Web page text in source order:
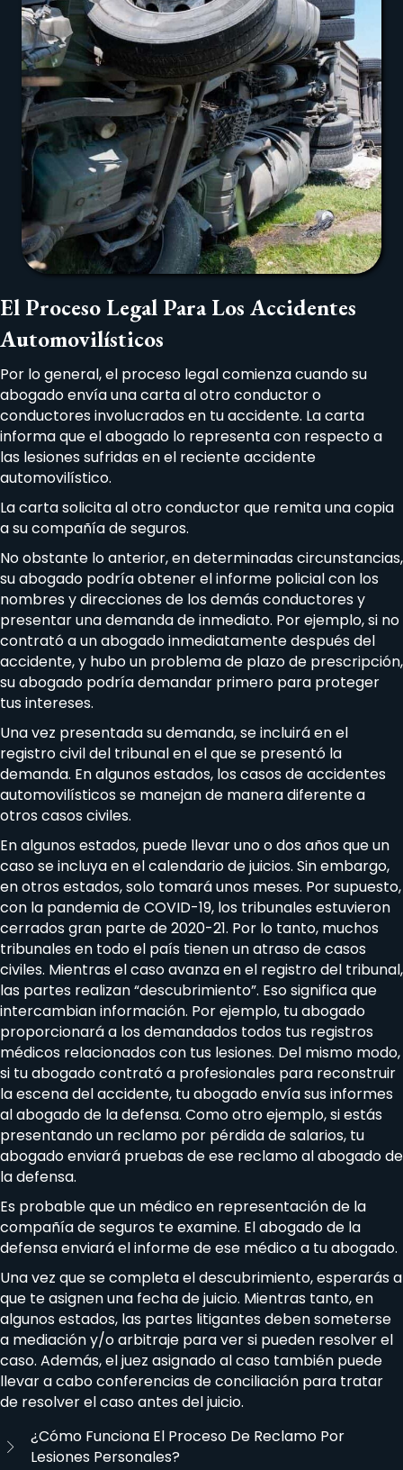
El Proceso Legal Para Los Accidentes
Automovilísticos
Por lo general, el proceso legal comienza cuando su
abogado envía una carta al otro conductor o
conductores involucrados en tu accidente. La carta
informa que el abogado lo representa con respecto a
las lesiones sufridas en el reciente accidente
automovilístico.
La carta solicita al otro conductor que remita una copia
a su compañía de seguros.
No obstante lo anterior, en determinadas circunstancias,
su abogado podría obtener el informe policial con los
nombres y direcciones de los demás conductores y
presentar una demanda de inmediato. Por ejemplo, si no
contrató a un abogado inmediatamente después del
accidente, y hubo un problema de plazo de prescripción,
su abogado podría demandar primero para proteger
tus intereses.
Una vez presentada su demanda, se incluirá en el
registro civil del tribunal en el que se presentó la
demanda. En algunos estados, los casos de accidentes
automovilísticos se manejan de manera diferente a
otros casos civiles.
En algunos estados, puede llevar uno o dos años que un
caso se incluya en el calendario de juicios. Sin embargo,
en otros estados, solo tomará unos meses. Por supuesto,
con la pandemia de COVID-19, los tribunales estuvieron
cerrados gran parte de 2020-21. Por lo tanto, muchos
tribunales en todo el país tienen un atraso de casos
civiles. Mientras el caso avanza en el registro del tribunal,
las partes realizan “descubrimiento”. Eso significa que
intercambian información. Por ejemplo, tu abogado
proporcionará a los demandados todos tus registros
médicos relacionados con tus lesiones. Del mismo modo,
si tu abogado contrató a profesionales para reconstruir
la escena del accidente, tu abogado envía sus informes
al abogado de la defensa. Como otro ejemplo, si estás
presentando un reclamo por pérdida de salarios, tu
abogado enviará pruebas de ese reclamo al abogado de
la defensa.
Es probable que un médico en representación de la
compañía de seguros te examine. El abogado de la
defensa enviará el informe de ese médico a tu abogado.
Una vez que se completa el descubrimiento, esperarás a
que te asignen una fecha de juicio. Mientras tanto, en
algunos estados, las partes litigantes deben someterse
a mediación y/o arbitraje para ver si pueden resolver el
caso. Además, el juez asignado al caso también puede
llevar a cabo conferencias de conciliación para tratar
de resolver el caso antes del juicio.
¿Cómo Funciona El Proceso De Reclamo Por
Lesiones Personales?